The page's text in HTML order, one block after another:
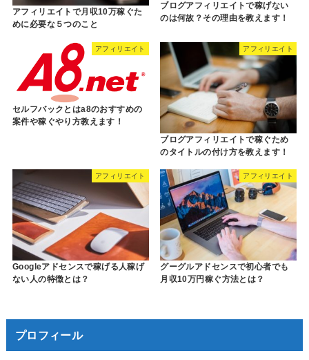
アフィリエイトで月収10万稼ぐた
めに必要な５つのこと
ブログアフィリエイトで稼げない
のは何故？その理由を教えます！
アフィリエイト
セルフバックとはa8のおすすめの
案件や稼ぐやり方教えます！
アフィリエイト
ブログアフィリエイトで稼ぐため
のタイトルの付け方を教えます！
アフィリエイト
Googleアドセンスで稼げる人稼げ
ない人の特徴とは？
アフィリエイト
グーグルアドセンスで初心者でも
月収10万円稼ぐ方法とは？
プロフィール